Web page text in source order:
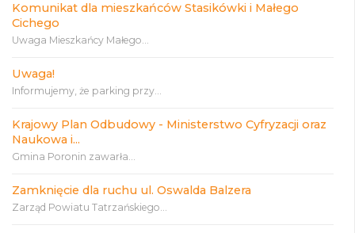
Komunikat dla mieszkańców Stasikówki i Małego
Cichego
Uwaga Mieszkańcy Małego...
Uwaga!
Informujemy, że parking przy...
Krajowy Plan Odbudowy - Ministerstwo Cyfryzacji oraz
Naukowa i...
Gmina Poronin zawarła...
Zamknięcie dla ruchu ul. Oswalda Balzera
Zarząd Powiatu Tatrzańskiego...